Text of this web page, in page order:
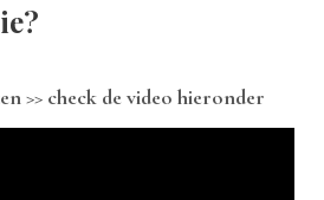
>> check de video hieronder